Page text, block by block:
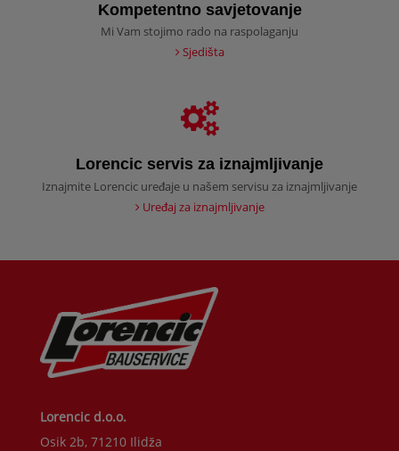
Kompetentno savjetovanje
Mi Vam stojimo rado na raspolaganju
Sjedišta
Lorencic servis za iznajmljivanje
Iznajmite Lorencic uređaje u našem servisu za iznajmljivanje
Uređaj za iznajmljivanje
Lorencic d.o.o.
Osik 2b, 71210 Ilidža